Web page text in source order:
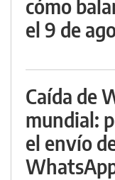
cómo
el 9 de
Caída de
mundial:
el envío